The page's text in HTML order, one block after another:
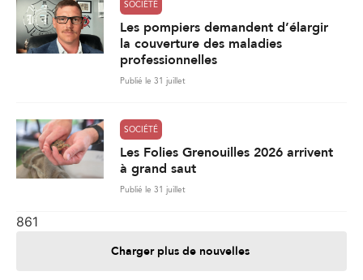
SOCIÉTÉ
Les pompiers demandent d’élargir
la couverture des maladies
professionnelles
Publié le 31 juillet
SOCIÉTÉ
Les Folies Grenouilles 2026 arrivent
à grand saut
Publié le 31 juillet
861
Charger plus de nouvelles